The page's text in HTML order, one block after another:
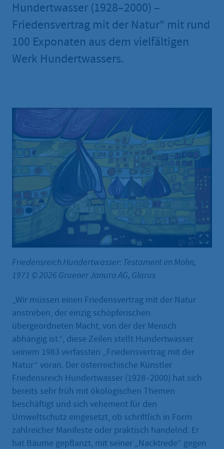
Hundertwasser (1928–2000) –
Friedensvertrag mit der Natur" mit rund
100 Exponaten aus dem vielfältigen
Werk Hundertwassers.
Friedensreich Hundertwasser: Testament im Mohn,
1971 © 2026 Gruener Janura AG, Glarus
„Wir müssen einen Friedensvertrag mit der Natur
anstreben, der einzig schöpferischen
übergeordneten Macht, von der der Mensch
abhängig ist.“, diese Zeilen stellt Hundertwasser
seinem 1983 verfassten „Friedensvertrag mit der
Natur“ voran. Der österreichische Künstler
Friedensreich Hundertwasser (1928–2000) hat sich
bereits sehr früh mit ökologischen Themen
beschäftigt und sich vehement für den
Umweltschutz eingesetzt, ob schriftlich in Form
zahlreicher Manifeste oder praktisch handelnd. Er
hat Bäume gepflanzt, mit seiner „Nacktrede“ gegen